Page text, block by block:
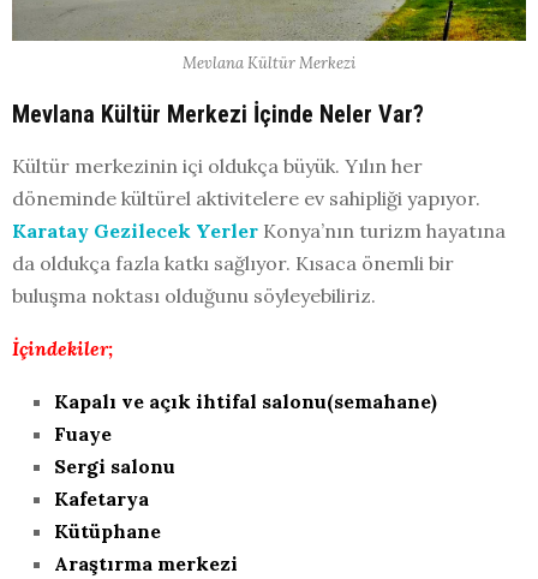
Mevlana Kültür Merkezi
Mevlana Kültür Merkezi İçinde Neler Var?
Kültür merkezinin içi oldukça büyük. Yılın her
döneminde kültürel aktivitelere ev sahipliği yapıyor.
Karatay Gezilecek Yerler Konya’nın turizm hayatına
da oldukça fazla katkı sağlıyor. Kısaca önemli bir
buluşma noktası olduğunu söyleyebiliriz.
İçindekiler;
Kapalı ve açık ihtifal salonu(semahane)
Fuaye
Sergi salonu
Kafetarya
Kütüphane
Araştırma merkezi